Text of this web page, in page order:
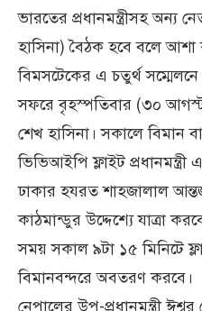
ভারতের প্রধানমন্ত্রীসহ অন্য
হাসিনা) বৈঠক হবে বলে আশা
বিমসটেকের এ চতুর্থ
সফরে বৃহস্পতিবার (৩০ আগস্ট)
শেখ হাসিনা। সকালে বিমান
ভিভিআইপি ফ্লাইট
ঢাকার হযরত শাহজালাল
কাঠমান্ডুর উদ্দেশ্যে যাত্রা
সময় সকাল ৯টা ১৫ মিনিটে
বিমানবন্দরে অবতরণ করবে।
নেপালের উপ-প্রধানমন্ত্রী